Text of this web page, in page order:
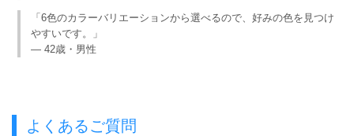
「6色のカラーバリエーションから選べるので、好みの色を見つけ
やすいです。」
— 42歳・男性
よくあるご質問